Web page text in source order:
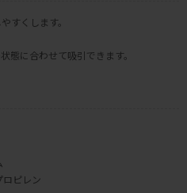
すくします。
態に合わせて吸引できます。
ロピレン